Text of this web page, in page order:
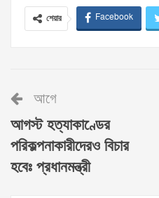
শেয়ার Facebook
আগে
আগস্ট হত্যাকাণ্ডের
পরিকল্পনাকারীদেরও বিচার
হবেঃ প্রধানমন্ত্রী